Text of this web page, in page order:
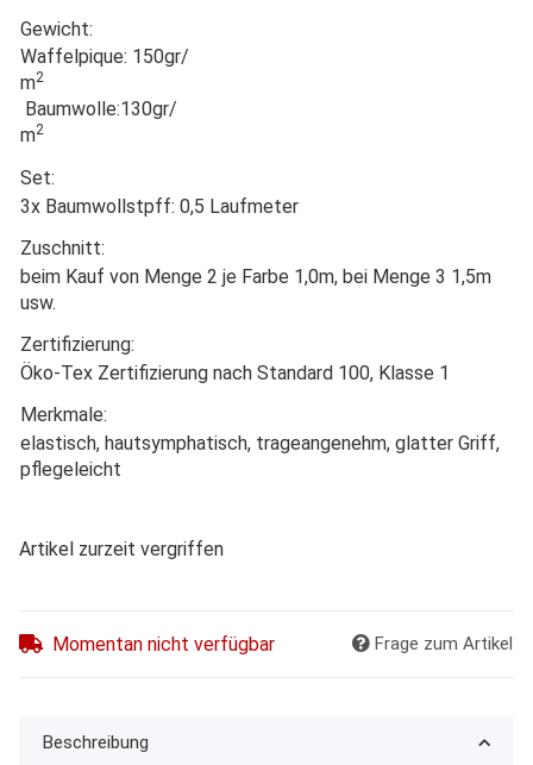
Gewicht:
Waffelpique: 150gr/
m2
Baumwolle:130gr/
m2
Set:
3x Baumwollstpff: 0,5 Laufmeter
Zuschnitt:
beim Kauf von Menge 2 je Farbe 1,0m, bei Menge 3 1,5m
usw.
Zertifizierung:
Öko-Tex Zertifizierung nach Standard 100, Klasse 1
Merkmale:
elastisch, hautsymphatisch, trageangenehm, glatter Griff,
pflegeleicht
Artikel zurzeit vergriffen
Momentan nicht verfügbar Frage zum Artikel
Beschreibung